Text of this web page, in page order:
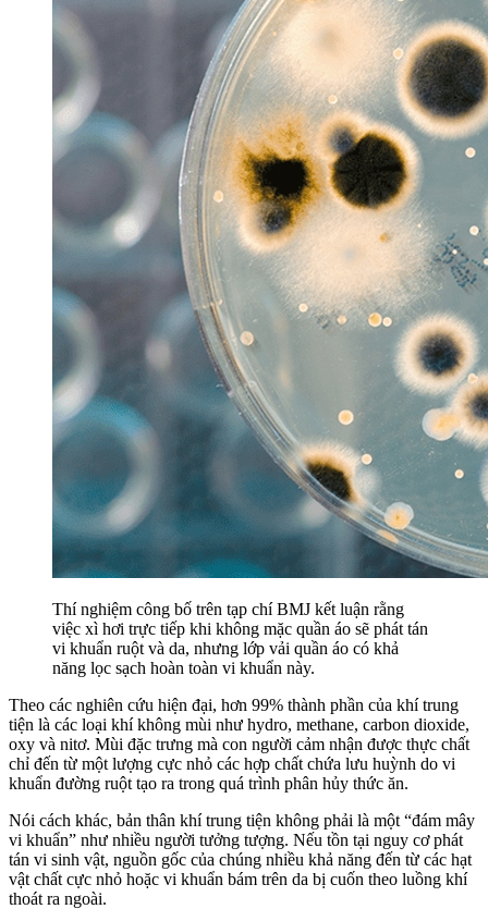
Thí nghiệm công bố trên tạp chí BMJ kết luận rằng
việc xì hơi trực tiếp khi không mặc quần áo sẽ phát tán
vi khuẩn ruột và da, nhưng lớp vải quần áo có khả
năng lọc sạch hoàn toàn vi khuẩn này.
Theo các nghiên cứu hiện đại, hơn 99% thành phần của khí trung
tiện là các loại khí không mùi như hydro, methane, carbon dioxide,
oxy và nitơ. Mùi đặc trưng mà con người cảm nhận được thực chất
chỉ đến từ một lượng cực nhỏ các hợp chất chứa lưu huỳnh do vi
khuẩn đường ruột tạo ra trong quá trình phân hủy thức ăn.
Nói cách khác, bản thân khí trung tiện không phải là một “đám mây
vi khuẩn” như nhiều người tưởng tượng. Nếu tồn tại nguy cơ phát
tán vi sinh vật, nguồn gốc của chúng nhiều khả năng đến từ các hạt
vật chất cực nhỏ hoặc vi khuẩn bám trên da bị cuốn theo luồng khí
thoát ra ngoài.